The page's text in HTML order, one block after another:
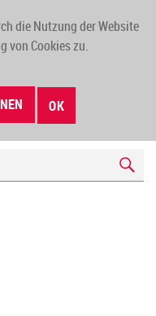
die Nutzung der Website
von Cookies zu.
OK